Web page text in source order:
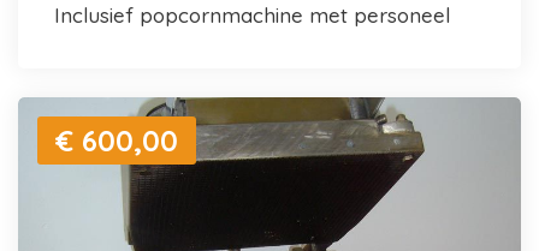
inclusief popcornmachine met personeel
€ 600,00